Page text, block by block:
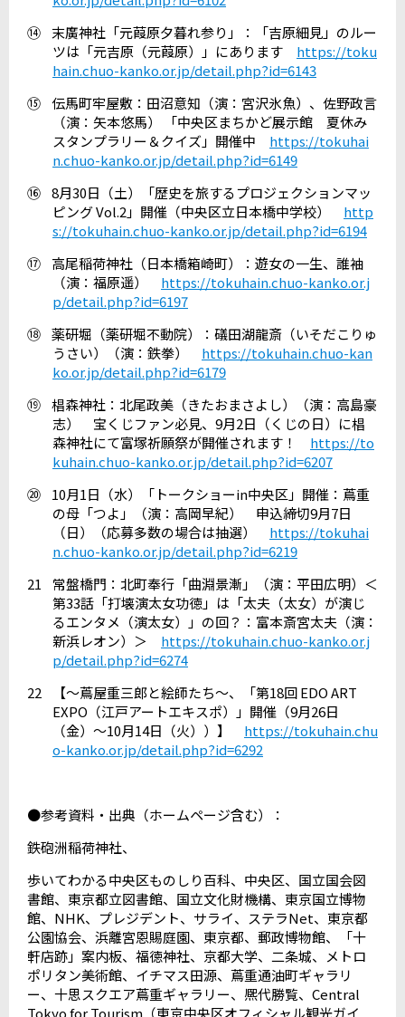
⑭
末廣神社「元葭原夕暮れ参り」：「吉原細見」のルー
ツは「元吉原（元葭原）」にあります https://toku
hain.chuo-kanko.or.jp/detail.php?id=6143
⑮ 伝馬町牢屋敷：田沼意知（演：宮沢氷魚）、佐野政言
（演：矢本悠馬） 「中央区まちかど展示館 夏休み
スタンプラリー＆クイズ」開催中 https://tokuhai
n.chuo-kanko.or.jp/detail.php?id=6149
⑯ 8月30日（土）「歴史を旅するプロジェクションマッ
ピングVol.2」開催（中央区立日本橋中学校） http
s://tokuhain.chuo-kanko.or.jp/detail.php?id=6194
⑰
高尾稲荷神社（日本橋箱崎町）：遊女の一生、誰袖
（演：福原遥） https://tokuhain.chuo-kanko.or.j
p/detail.php?id=6197
⑱ 薬研堀（薬研堀不動院）：礒田湖龍斎（いそだこりゅ
うさい）（演：鉄拳） https://tokuhain.chuo-kan
ko.or.jp/detail.php?id=6179
⑲ 椙森神社：北尾政美（きたおまさよし）（演：高島豪
志） 宝くじファン必見、 9月2日（くじの日）に椙
森神社にて富塚祈願祭が開催されます！ https://to
kuhain.chuo-kanko.or.jp/detail.php?id=6207
⑳
10月1日（水）「トークショーin中央区」開催：蔦重
の母「つよ」（演：高岡早紀） 申込締切9月7日
（日）（応募多数の場合は抽選） https://tokuhai
n.chuo-kanko.or.jp/detail.php?id=6219
21
常盤橋門：北町奉行「曲淵景漸」（演：平田広明）＜
第33話「打壊演太女功徳」は「太夫（太女）が演じ
るエンタメ（演太女）」の回？：富本斎宮太夫（演：
新浜レオン）＞ https://tokuhain.chuo-kanko.or.j
p/detail.php?id=6274
22
【～蔦屋重三郎と絵師たち～、「第18回EDO ART
EXPO （江戸アートエキスポ）」開催（9月26日
（金）～10月14日（火））】 https://tokuhain.chu
o-kanko.or.jp/detail.php?id=6292
●参考資料・出典（ホームページ含む）：
鉄砲洲稲荷神社、
歩いてわかる中央区ものしり百科、中央区、国立国会図
書館、東京都立図書館、国立文化財機構、東京国立博物
館、 NHK、プレジデント、サライ、ステラNet、東京都
公園協会、浜離宮恩賜庭園、東京都、郵政博物館、「十
軒店跡」案内板、福徳神社、京都大学、二条城、メトロ
ポリタン美術館、イチマス田源、蔦重通油町ギャラリ
ー、十思スクエア蔦重ギャラリー、熈代勝覧、 Central
Tokyo for Tourism （東京中央区オフィシャル観光ガイ